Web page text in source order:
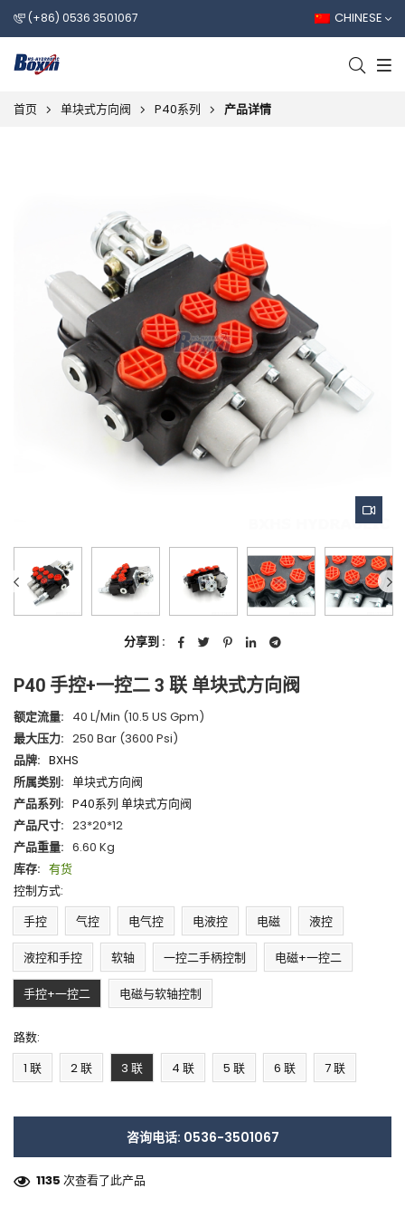
(+86) 0536 3501067 CHINESE
首页 单块式方向阀 P40系列 产品详情
分享到 :
P40 手控+一控二 3 联 单块式方向阀
额定流量: 40 L/min (10.5 US Gpm)
最大压力: 250 Bar (3600 Psi)
品牌: BXHS
所属类别: 单块式方向阀
产品系列: P40系列 单块式方向阀
产品尺寸: 23*20*12
产品重量: 6.60 Kg
库存: 有货
控制方式:
手控
气控 电气控 电液控 电磁 液控
液控和手控 软轴 一控二手柄控制 电磁+一控二
手控+一控二 电磁与软轴控制
路数:
1 联
2 联 3 联 4 联 5 联 6 联 7 联
咨询电话: 0536-3501067
1135 次查看了此产品